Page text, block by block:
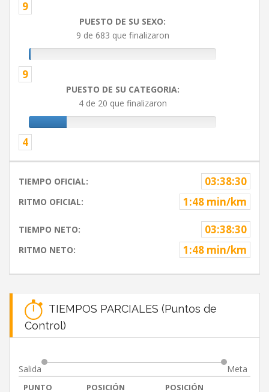
9
PUESTO DE SU SEXO:
9 de 683 que finalizaron
9
PUESTO DE SU CATEGORIA:
4 de 20 que finalizaron
4
TIEMPO OFICIAL: 03:38:30
RITMO OFICIAL: 1:48 min/km
TIEMPO NETO: 03:38:30
RITMO NETO: 1:48 min/km
TIEMPOS PARCIALES (Puntos de
Control)
Salida Meta
PUNTO POSICIÓN POSICIÓN